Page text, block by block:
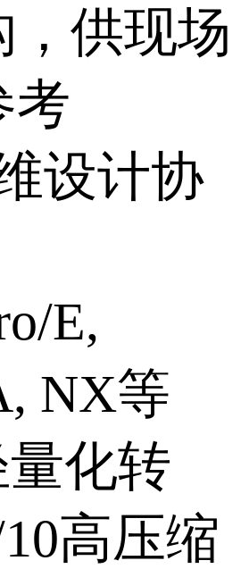
，供现场
考
设计协
E,
NX等
化转
高压缩